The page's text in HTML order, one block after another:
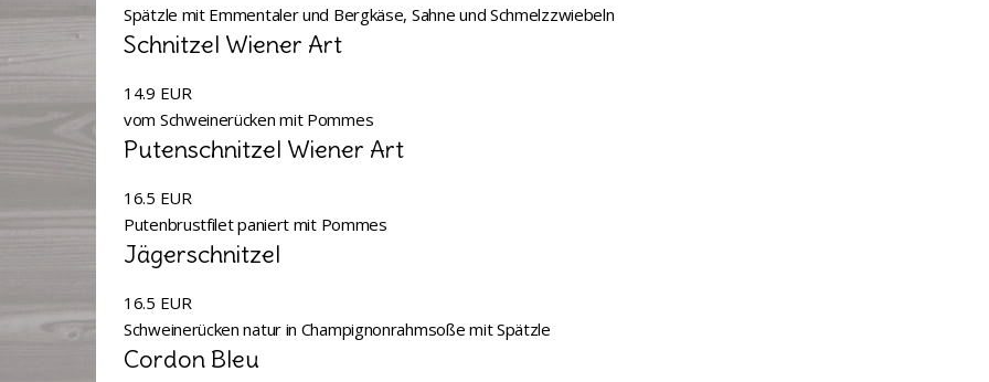
Spätzle mit Emmentaler und Bergkäse, Sahne und Schmelzzwiebeln
Schnitzel Wiener Art
14.9 EUR
vom Schweinerücken mit Pommes
Putenschnitzel Wiener Art
16.5 EUR
Putenbrustfilet paniert mit Pommes
Jägerschnitzel
16.5 EUR
Schweinerücken natur in Champignonrahmsoße mit Spätzle
Cordon Bleu